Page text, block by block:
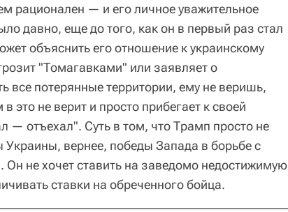
рационален — и его личное уважительное
давно, еще до того, как он в первый раз стал
объяснить его отношение к украинскому
"Томагавками" или заявляет о
все потерянные территории, ему не веришь,
это не верит и просто прибегает к своей
— отъехал". Суть в том, что Трамп просто не
Украины, вернее, победы Запада в борьбе с
Он не хочет ставить на заведомо недостижимую
ставки на обреченного бойца.